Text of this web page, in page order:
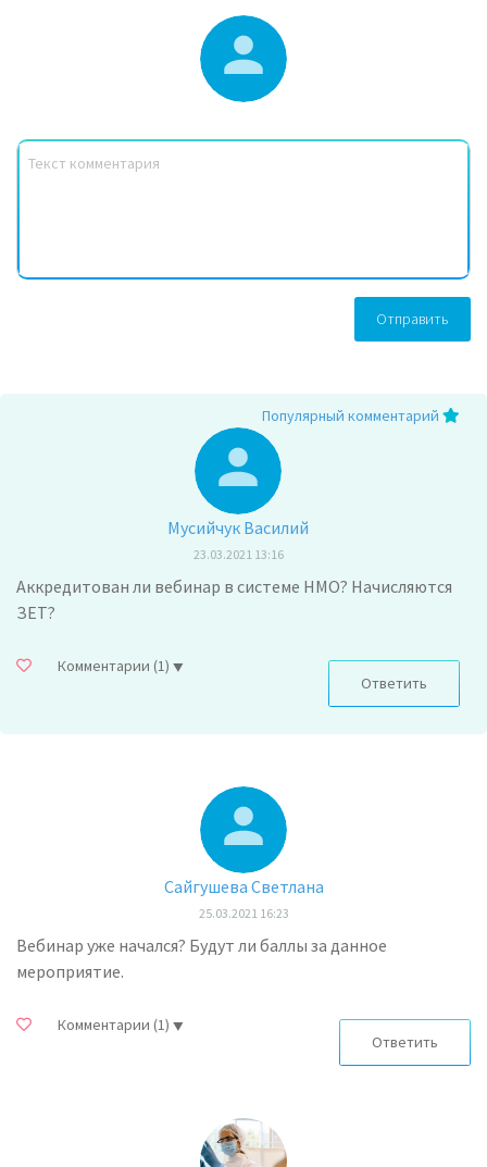
Отправить
Популярный комментарий
Мусийчук Василий
23.03.2021 13:16
Аккредитован ли вебинар в системе НМО? Начисляются
ЗЕТ?
Комментарии (1)
Ответить
Сайгушева Светлана
25.03.2021 16:23
Вебинар уже начался? Будут ли баллы за данное
мероприятие.
Комментарии (1)
Ответить